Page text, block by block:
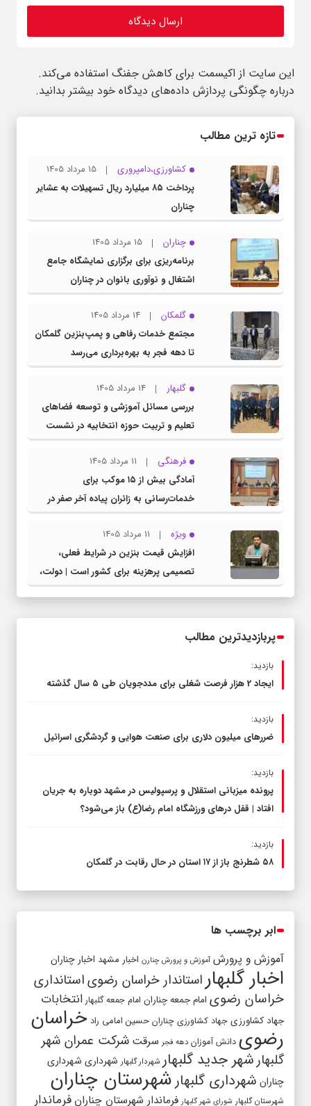
این سایت از اکیسمت برای کاهش جفنگ استفاده می‌کند.
درباره چگونگی پردازش داده‌های دیدگاه خود بیشتر بدانید.
تازه ترین مطالب
کشاورزی،دامپروری
15 مرداد 1405
پرداخت ۸۵ میلیارد ریال تسهیلات به عشایر
چناران
چناران
15 مرداد 1405
برنامه‌ریزی برای برگزاری نمایشگاه جامع
اشتغال و نوآوری بانوان در چناران
گلمکان
14 مرداد 1405
مجتمع خدمات رفاهی و پمپ‌بنزین گلمکان
تا دهه فجر به بهره‌برداری می‌رسد
گلبهار
14 مرداد 1405
بررسی مسائل آموزشی و توسعه فضاهای
تعلیم و تربیت حوزه انتخابیه در نشست
مشترک عضو کمیسیون آموزش مجلس با
مدیرکل آموزش و پرورش خراسان رضوی
فرهنگی
11 مرداد 1405
آمادگی بیش از ۱۵ موکب برای
خدمات‌رسانی به زائران پیاده آخر صفر در
شهرستان چناران
ویژه
11 مرداد 1405
افزایش قیمت بنزین در شرایط فعلی،
تصمیمی پرهزینه برای کشور است | دولت،
قاچاق سوخت و عوامل اصلی ناترازی را
پربازدیدترین مطالب
بازدید:
ایجاد 2 هزار فرصت شغلی برای مددجویان طی ۵ سال گذشته
بازدید:
ضررهای میلیون دلاری برای صنعت هوایی و گردشگری اسرائیل
بازدید:
پرونده میزبانی استقلال و پرسپولیس در مشهد دوباره به جریان
افتاد | قفل در‌های ورزشگاه امام رضا(ع) باز می‌شود؟
بازدید:
۵۸ شطرنج‌ باز از ۱۷ استان در حال رقابت در گلمکان
ابر برچسب ها
آموزش و پرورش آموزش و پرورش چنارن اخبار مشهد اخبار چناران
اخبار گلبهار استاندار خراسان رضویاستانداری
خراسان رضوی امام جمعه چناران امام جمعه گلبهار انتخابات
جهاد کشاورزی جهاد کشاورزی چناران حسین امامی راد خراسان
رضوی دانش آموزان دهه فجر سرقت شرکت عمران شهر
گلبهارشهر جدید گلبهار شهردار گلبهار شهرداری شهرداری
چناران شهرداری گلبهار شهرستان چناران
شهرستان گلبهار شورای شهر گلبهار فرماندار شهرستان چناران فرماندار